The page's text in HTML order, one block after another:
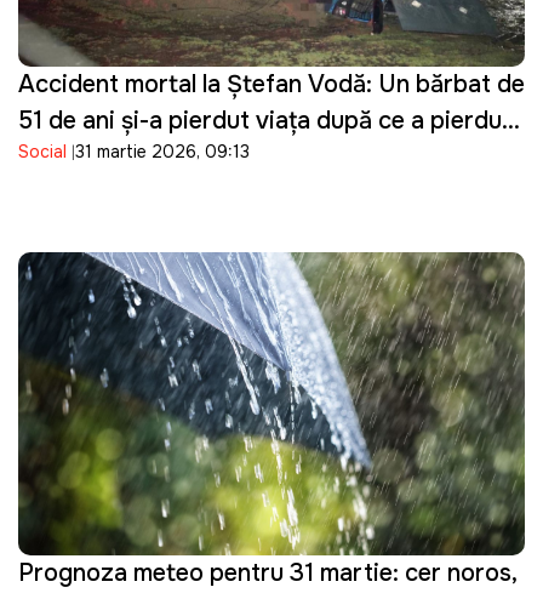
Accident mortal la Ștefan Vodă: Un bărbat de
51 de ani și-a pierdut viața după ce a pierdut
controlul asupra tractorului pe care îl
Social 31 martie 2026, 09:13
Prognoza meteo pentru 31 martie: cer noros,